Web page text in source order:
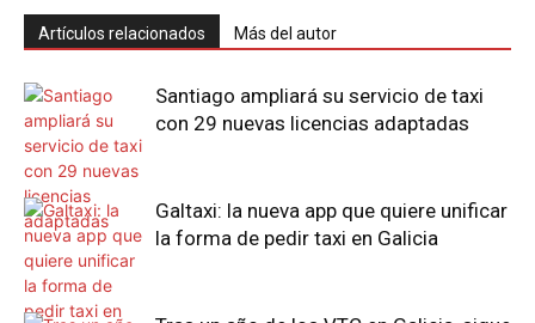
Artículos relacionados Más del autor
Santiago ampliará su servicio de taxi
con 29 nuevas licencias adaptadas
Galtaxi: la nueva app que quiere unificar
la forma de pedir taxi en Galicia